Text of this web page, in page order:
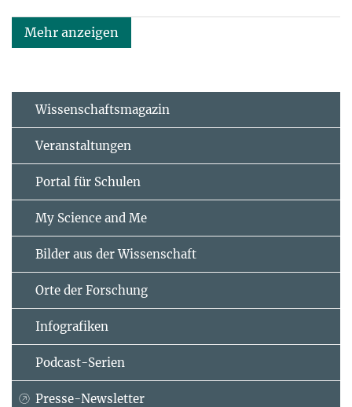
Mehr anzeigen
Wissenschaftsmagazin
Veranstaltungen
Portal für Schulen
My Science and Me
Bilder aus der Wissenschaft
Orte der Forschung
Infografiken
Podcast-Serien
Presse-Newsletter